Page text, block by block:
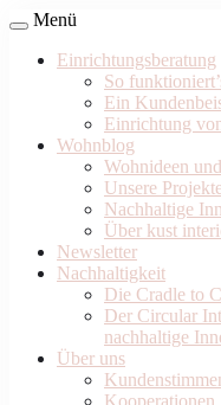
Menü
Einrichtungsberatung
So
Ein
Einrichtung
Wohnblog
Wohnideen
Unsere
Nachhaltige
Über kust
Newsletter
Nachhaltigkeit
Die Cradle to
Der Circular
nachhaltige
Über uns
Kooperationen